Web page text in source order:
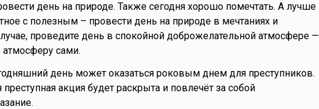
день на природе. Также сегодня хорошо помечтать. А лучше
с полезным – провести день на природе в мечтаниях и
проведите день в спокойной доброжелательной атмосфере —
сами.
день может оказаться роковым днем для преступников.
акция будет раскрыта и повлечёт за собой